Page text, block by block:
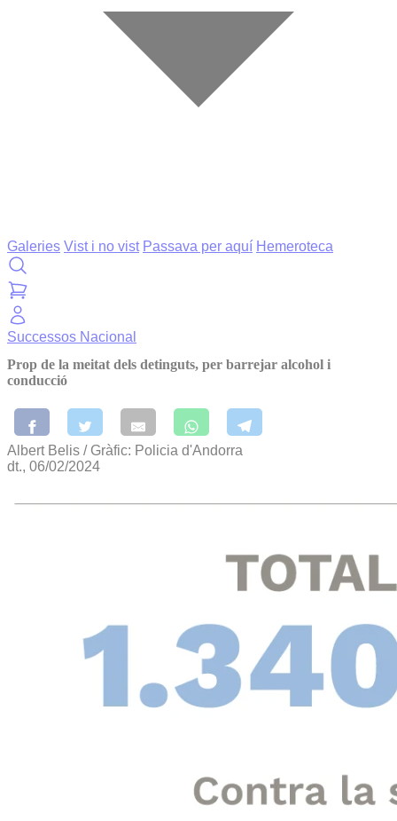
Galeries Vist i no vist Passava per aquí Hemeroteca
Successos Nacional
Prop de la meitat dels detinguts, per barrejar alcohol i
conducció
Albert Belis / Gràfic: Policia d'Andorra
dt., 06/02/2024